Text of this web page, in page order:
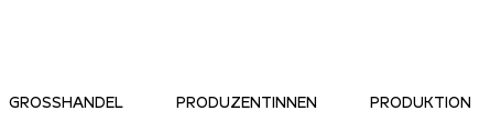
GROSSHANDEL PRODUZENTINNEN PRODUKTION